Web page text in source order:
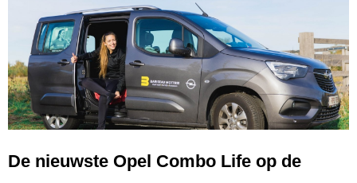
De nieuwste Opel Combo Life op de